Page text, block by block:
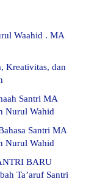
Waahid . MA
Kreativitas, dan
Santri MA
Nurul Wahid
Santri MA
Nurul Wahid
BARU
Ta’aruf Santri